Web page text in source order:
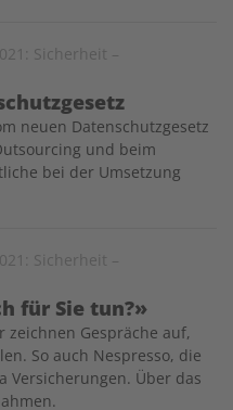
Sicherheit –
neuen Datenschutzgesetz
und beim
bei der Umsetzung
Sicherheit –
für Sie tun?»
zeichnen Gespräche auf,
So auch Nespresso, die
Versicherungen. Über das